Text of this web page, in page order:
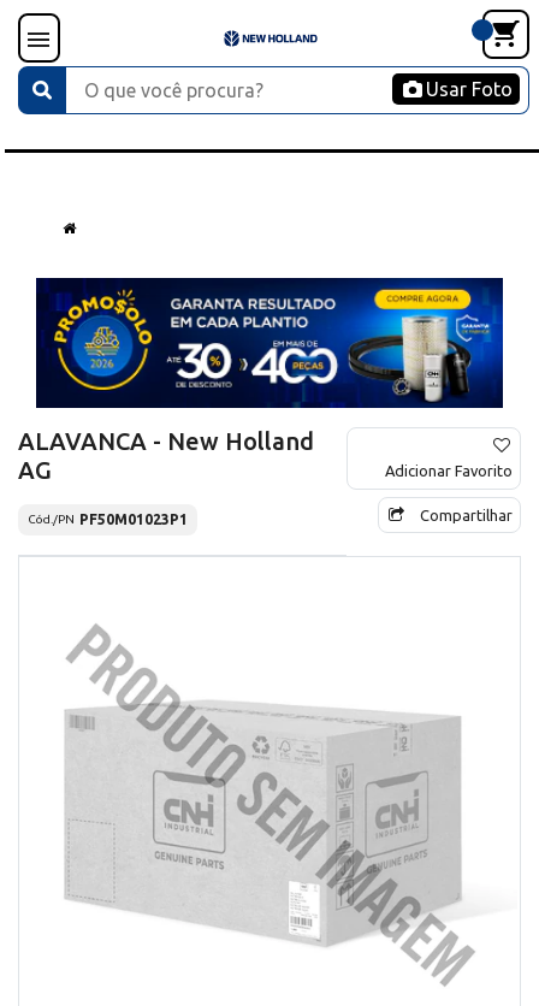
Usar Foto
ALAVANCA - New Holland
AG
Cód./PN PF50M01023P1
Adicionar Favorito
Compartilhar